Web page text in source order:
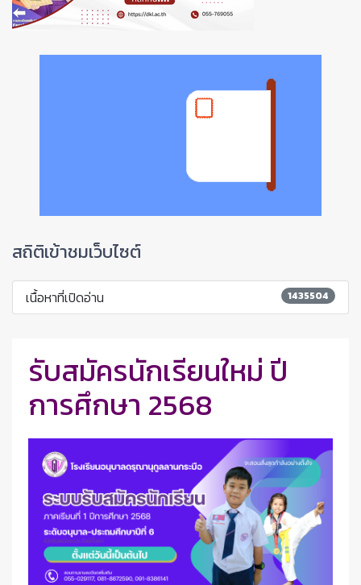
สถิติเข้าชมเว็บไซต์
เนื้อหาที่เปิดอ่าน 1435504
รับสมัครนักเรียนใหม่ ปี
การศึกษา 2568